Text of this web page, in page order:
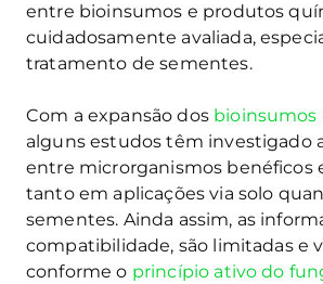
entre bioinsumos e produtos
cuidadosamente avaliada,
tratamento de sementes.
Com a expansão dos bioinsumos
alguns estudos têm investigado
entre microrganismos benéficos
tanto em aplicações via solo
sementes. Ainda assim, as
compatibilidade, são limitadas e
conforme o princípio ativo do